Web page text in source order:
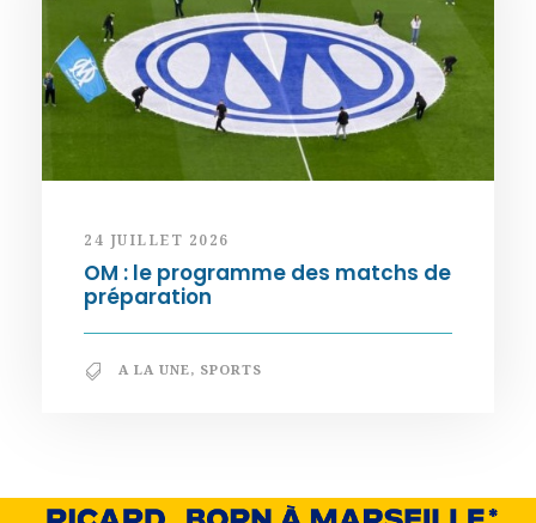
24 JUILLET 2026
OM : le programme des matchs de
préparation
A LA UNE, SPORTS